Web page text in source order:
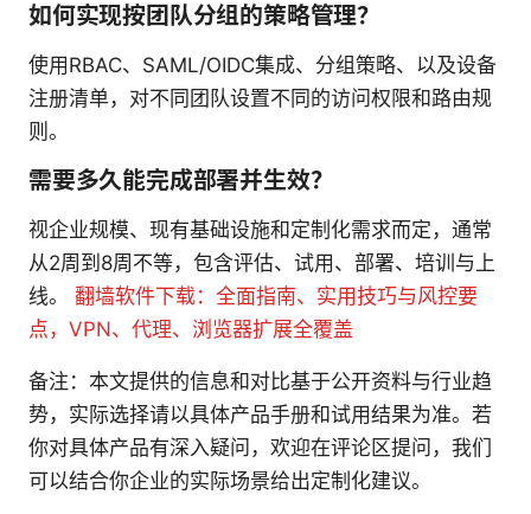
如何实现按团队分组的策略管理？
使用RBAC、SAML/OIDC集成、分组策略、以及设备
注册清单，对不同团队设置不同的访问权限和路由规
则。
需要多久能完成部署并生效？
视企业规模、现有基础设施和定制化需求而定，通常
从2周到8周不等，包含评估、试用、部署、培训与上
线。 翻墙软件下载：全面指南、实用技巧与风控要
点，VPN、代理、浏览器扩展全覆盖
备注：本文提供的信息和对比基于公开资料与行业趋
势，实际选择请以具体产品手册和试用结果为准。若
你对具体产品有深入疑问，欢迎在评论区提问，我们
可以结合你企业的实际场景给出定制化建议。